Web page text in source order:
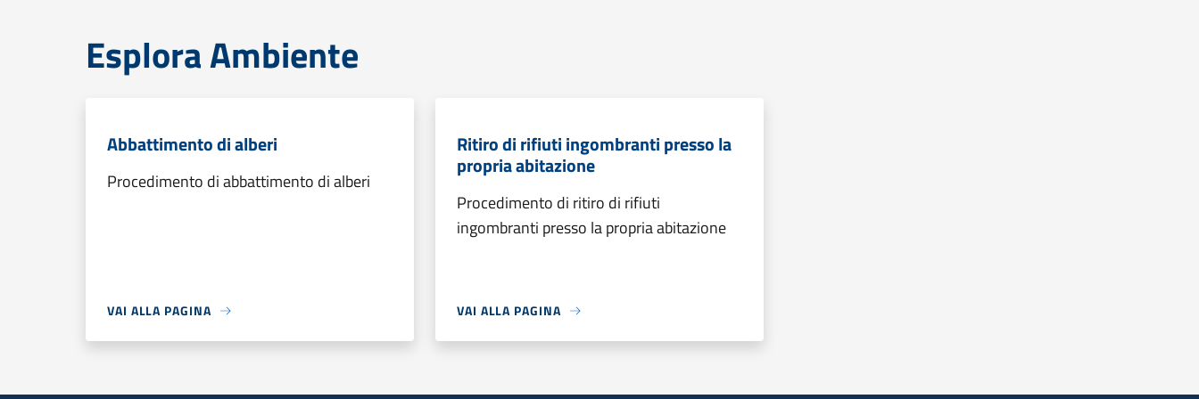
Esplora Ambiente
Abbattimento di alberi
Procedimento di abbattimento di alberi
VAI ALLA PAGINA
Ritiro di rifiuti ingombranti presso la
propria abitazione
Procedimento di ritiro di rifiuti
ingombranti presso la propria abitazione
VAI ALLA PAGINA